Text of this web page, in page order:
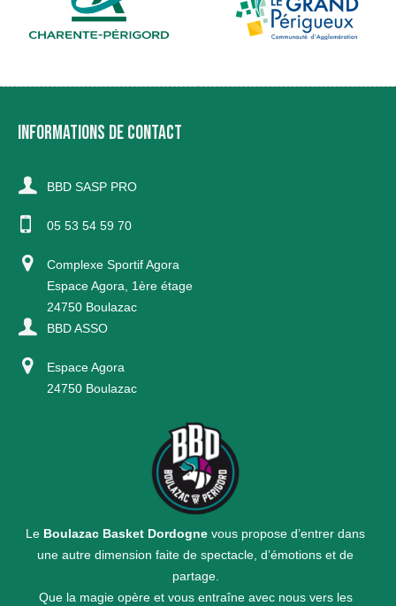
INFORMATIONS DE CONTACT
BBD SASP PRO
05 53 54 59 70
Complexe Sportif Agora
Espace Agora, 1ère étage
24750 Boulazac
BBD ASSO
Espace Agora
24750 Boulazac
Le Boulazac Basket Dordogne vous propose d’entrer dans
une autre dimension faite de spectacle, d’émotions et de
partage.
Que la magie opère et vous entraîne avec nous vers les